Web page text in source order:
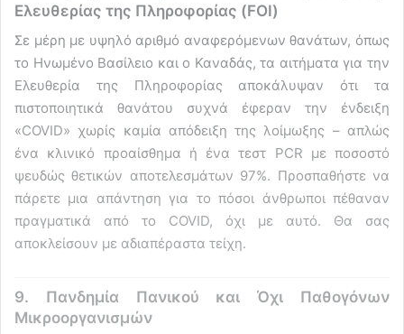
Ελευθερίας της Πληροφορίας (FOI)
Σε μέρη με υψηλό αριθμό αναφερόμενων θανάτων, όπως
το Ηνωμένο Βασίλειο και ο Καναδάς, τα αιτήματα για την
Ελευθερία της Πληροφορίας αποκάλυψαν ότι τα
πιστοποιητικά θανάτου συχνά έφεραν την ένδειξη
«COVID» χωρίς καμία απόδειξη της λοίμωξης – απλώς
ένα κλινικό προαίσθημα ή ένα τεστ PCR με ποσοστό
ψευδώς θετικών αποτελεσμάτων 97%. Προσπαθήστε να
πάρετε μια απάντηση για το πόσοι άνθρωποι πέθαναν
πραγματικά από το COVID, όχι με αυτό. Θα σας
αποκλείσουν με αδιαπέραστα τείχη.
9. Πανδημία Πανικού και Όχι Παθογόνων
Μικροοργανισμών